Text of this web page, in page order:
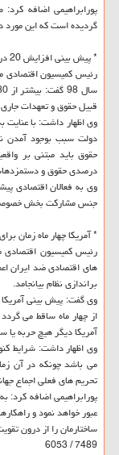
پورابراهیمی اضافه
گردیده است كه این
* پیش بینی افزایش 20 درصدی دستمزدها در سال 98
رئیس كمیسیون اقتصادی
سال 98 گفت: بیشتر از 80 درصد بودجه جاری
قبیل حقوق و تعهدات
وی اظهار داشت: با
درصدی حقوق و
وی به فعالان اقتصادی
جنس مشاركت بخش خصوصی
* آمریكا چهار ماه زمان
رئیس كمیسیون
های اقتصادی ضد ایران
براندازی نظام بیانجامد.
وی گفت: پیش بینی
از چهار ماه ساقط می
آمریكا دیگر هیچ حربه یا
می باشد چونكه در آن
تحریم های فعلی اجماع
پورابراهیمی اضافه
عبور خواهد نمود و
ساختارمان را از درون
7489 / 6053